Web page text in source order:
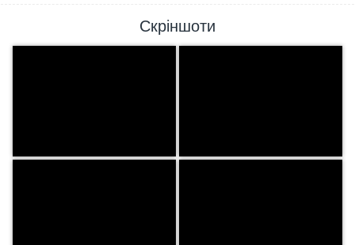
Скріншоти